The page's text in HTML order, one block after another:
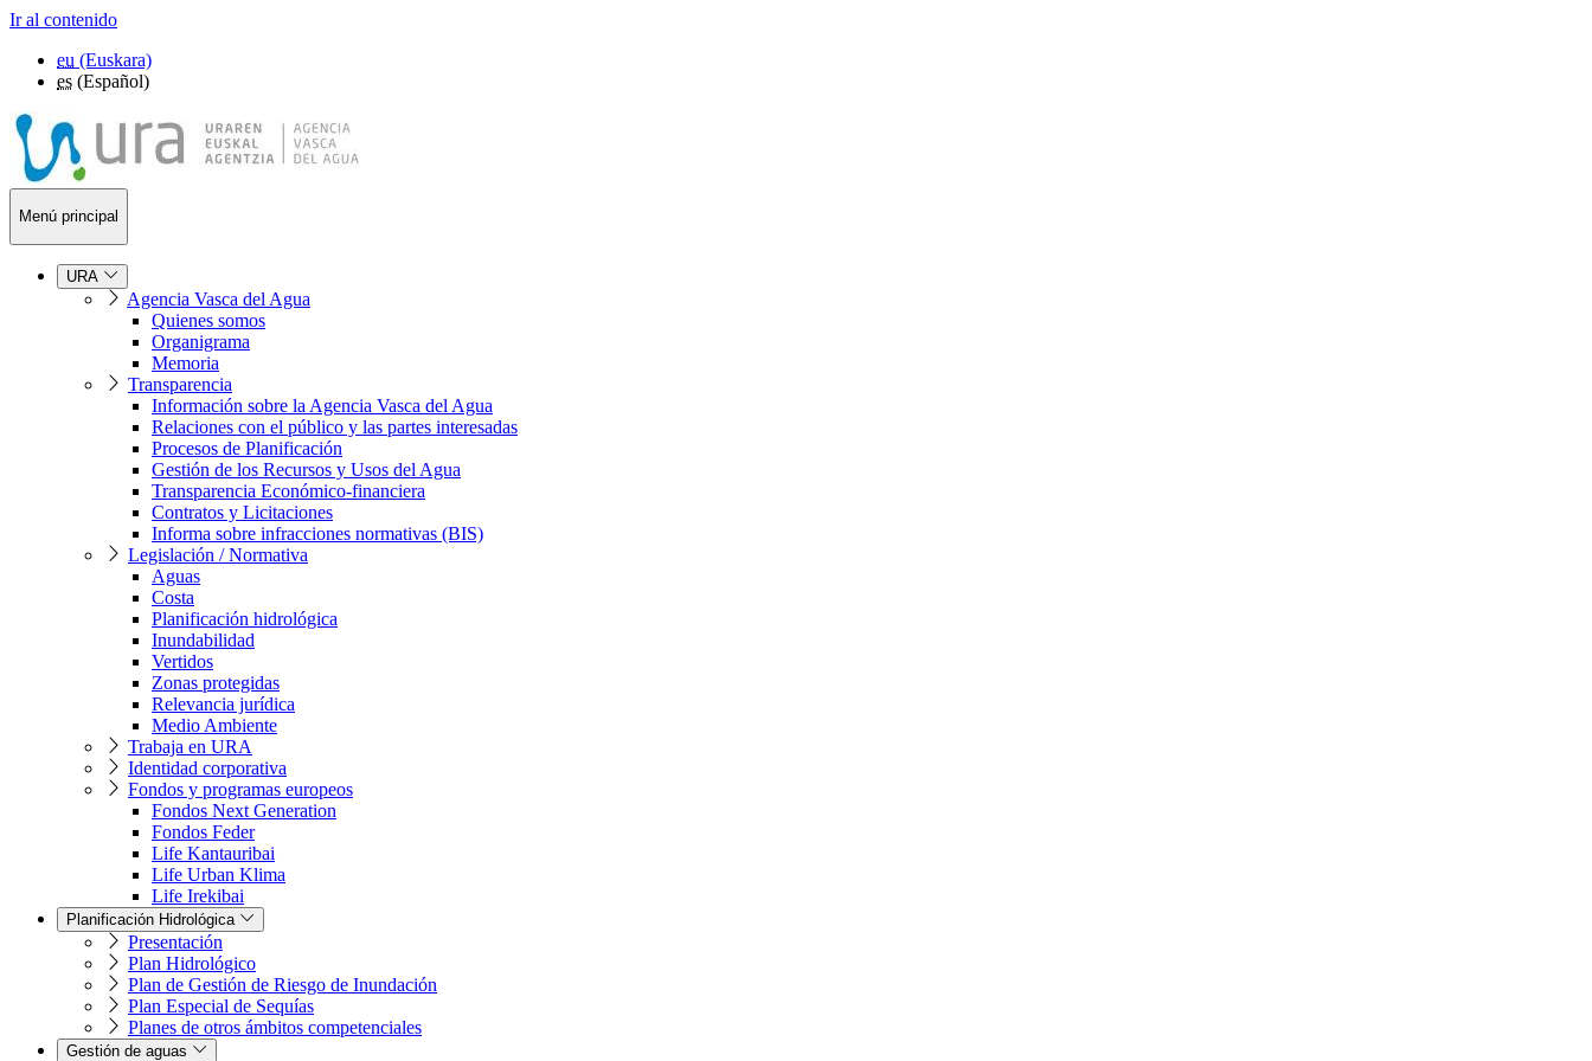
Ir al contenido
eu (Euskara)
es (Español)
Menú principal
URA
Agencia Vasca del Agua
Quienes somos
Organigrama
Memoria
Transparencia
Información sobre la Agencia Vasca del Agua
Relaciones con el público y las partes interesadas
Procesos de Planificación
Gestión de los Recursos y Usos del Agua
Transparencia Económico-financiera
Contratos y Licitaciones
Informa sobre infracciones normativas (BIS)
Legislación / Normativa
Aguas
Costa
Planificación hidrológica
Inundabilidad
Vertidos
Zonas protegidas
Relevancia jurídica
Medio Ambiente
Trabaja en URA
Identidad corporativa
Fondos y programas europeos
Fondos Next Generation
Fondos Feder
Life Kantauribai
Life Urban Klima
Life Irekibai
Planificación Hidrológica
Presentación
Plan Hidrológico
Plan de Gestión de Riesgo de Inundación
Plan Especial de Sequías
Planes de otros ámbitos competenciales
Gestión de aguas